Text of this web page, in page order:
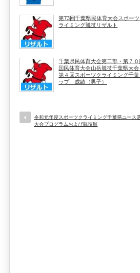
第73回千葉県民体育大会スポーツ
ライミング競技リザルト
千葉県民体育大会第二部・第７０
国民体育大会山岳競技千葉県大
第４回スポーツクライミング千葉
ップ 成績（男子）
令和元年度スポーツクライミング千葉県ユース
大会プログラムおよび競技順